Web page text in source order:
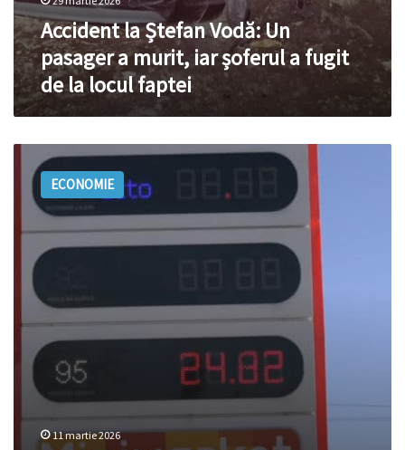
Accident la Ștefan Vodă: Un
pasager a murit, iar șoferul a fugit
de la locul faptei
VIDEO:
Criză
motorină
la
stațiile
PECO
raioanele
Căușeni
Ștefan
Vodă
ECONOMIE
11 martie 2026